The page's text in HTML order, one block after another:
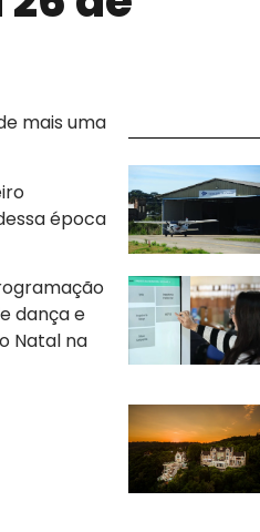
mais uma
época
dança e
Natal na